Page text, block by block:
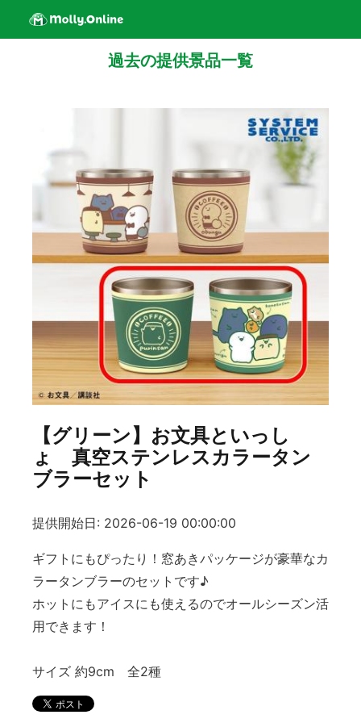
過去の提供景品一覧
【グリーン】お文具といっし
ょ 真空ステンレスカラータン
ブラーセット
提供開始日: 2026-06-19 00:00:00
ギフトにもぴったり！窓あきパッケージが豪華なカ
ラータンブラーのセットです♪
ホットにもアイスにも使えるのでオールシーズン活
用できます！
サイズ 約9cm 全2種